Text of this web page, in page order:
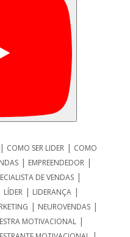
| COMO SER LIDER | COMO
| EMPREENDEDOR|
DE VENDAS |
LÍDER| LIDERANÇA|
| NEUROVENDAS|
MOTIVACIONAL|